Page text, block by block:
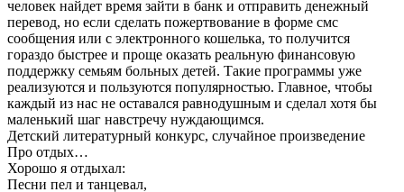
человек найдет время зайти в банк и отправить денежный
перевод, но если сделать пожертвование в форме смс
сообщения или с электронного кошелька, то получится
гораздо быстрее и проще оказать реальную финансовую
поддержку семьям больных детей. Такие программы уже
реализуются и пользуются популярностью. Главное, чтобы
каждый из нас не оставался равнодушным и сделал хотя бы
маленький шаг навстречу нуждающимся.
Детский литературный конкурс, случайное произведение
Про отдых…
Хорошо я отдыхал:
Песни пел и танцевал,